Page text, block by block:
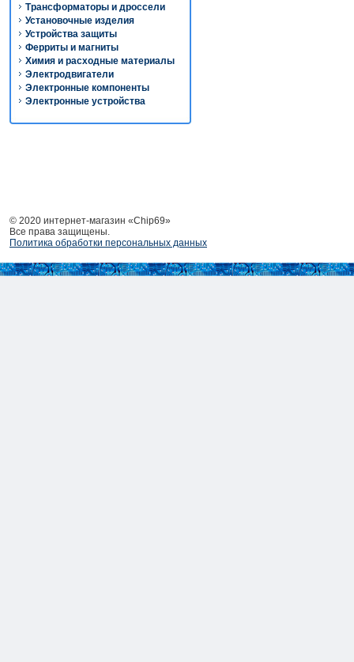
Трансформаторы и дроссели
Установочные изделия
Устройства защиты
Ферриты и магниты
Химия и расходные материалы
Электродвигатели
Электронные компоненты
Электронные устройства
© 2020 интернет-магазин «Chip69»
Все права защищены.
Политика обработки персональных данных